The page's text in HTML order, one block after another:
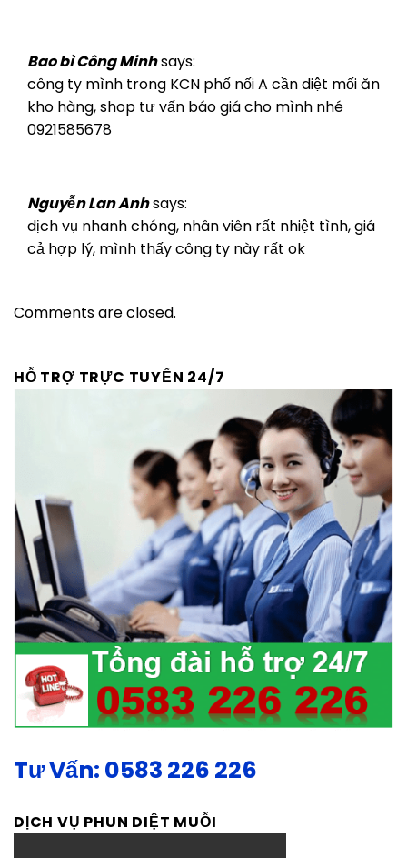
Bao bì Công Minhsays:
công ty mình trong KCN phố nối A cần diệt mối ăn
kho hàng, shop tư vấn báo giá cho mình nhé
0921585678
Nguyễn Lan Anhsays:
dịch vụ nhanh chóng, nhân viên rất nhiệt tình, giá
cả hợp lý, mình thấy công ty này rất ok
Comments are closed.
HỖ TRỢ TRỰC TUYẾN 24/7
Tư Vấn: 0583 226 226
DỊCH VỤ PHUN DIỆT MUỖI